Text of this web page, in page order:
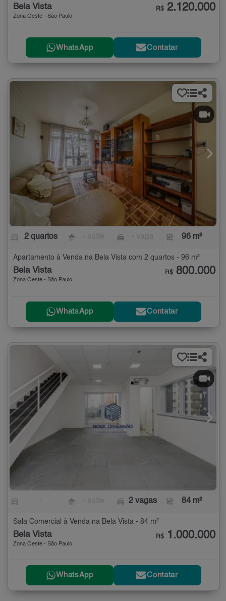
Bela Vista
Zona Oeste - São Paulo
R$ 2.120.000
WhatsApp Contatar
2 quartos 96 m²
Apartamento à Venda na Bela Vista com 2 quartos - 96 m²
Bela Vista
Zona Oeste - São Paulo
R$ 800.000
WhatsApp Contatar
2 vagas 84 m²
Sala Comercial à Venda na Bela Vista - 84 m²
Bela Vista
Zona Oeste - São Paulo
R$ 1.000.000
WhatsApp Contatar